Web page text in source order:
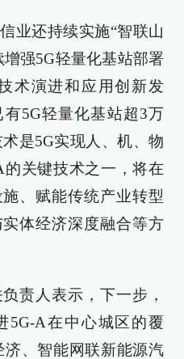
业还持续实施“智联山
强5G轻量化基站部署
术演进和应用创新发
5G轻量化基站超3万
是5G实现人、机、物
关键技术之一，将在
、赋能传统产业转型
体经济深度融合等方
责人表示，下一步，
5G-A在中心城区的覆
、智能网联新能源汽